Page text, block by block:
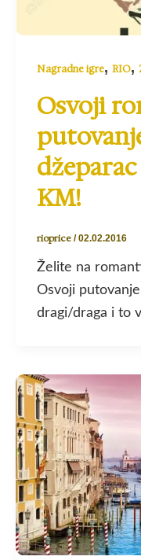
Nagradne igre, RIO,
Osvoji
KM!
rioprice /02.02.2016
Želite na
Osvoji
dragi/draga i to